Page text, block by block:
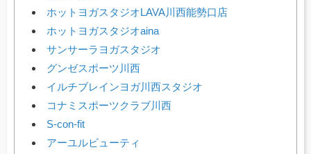
ホットヨガスタジオLAVA川西能勢口店
ホットヨガスタジオaina
サンサーラヨガスタジオ
グンゼスポーツ川西
イルチブレインヨガ川西スタジオ
コナミスポーツクラブ川西
S-con-fit
アーユルビューティ